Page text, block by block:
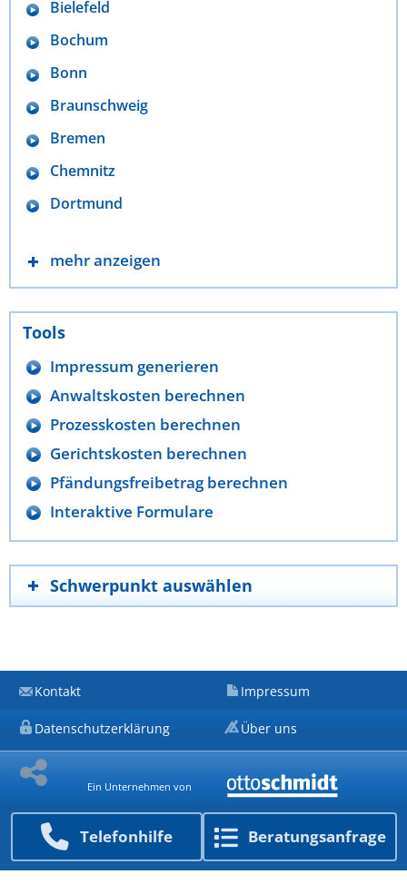
Telefon­hilfe Beratungs­anfrage
Bielefeld
Bochum
Bonn
Braunschweig
Bremen
Chemnitz
Dortmund
mehr anzeigen
Tools
Impressum generieren
Anwaltskosten berechnen
Prozesskosten berechnen
Gerichtskosten berechnen
Pfändungsfreibetrag berechnen
Interaktive Formulare
Schwerpunkt auswählen
Kontakt Impressum
Datenschutzerklärung Über uns
Ein Unternehmen von